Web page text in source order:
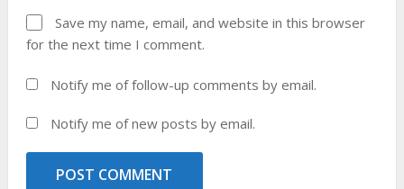
Save my name, email, and website in this browser
for the next time I comment.
Notify me of follow-up comments by email.
Notify me of new posts by email.